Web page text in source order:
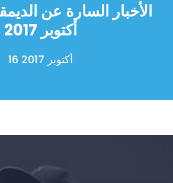
الصفحة الرئيسية
Shop
Back the Courts
العمل معنا
أكتوبر 2017
16 أكتوبر 2017